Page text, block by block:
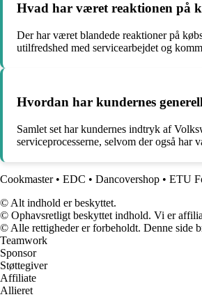
Hvad har været reaktionen på
Der har været blandede reaktioner på
utilfredshed med servicearbejdet og
Hvordan har kundernes
Samlet set har kundernes indtryk af
serviceprocesserne, selvom der også har
Cookmaster• EDC • Dancovershop • ETU
© Alt indhold er beskyttet.
© Ophavsretligt beskyttet indhold. Vi er
© Alle rettigheder er forbeholdt. Denne side
Teamwork
Sponsor
Støttegiver
Affiliate
Allieret